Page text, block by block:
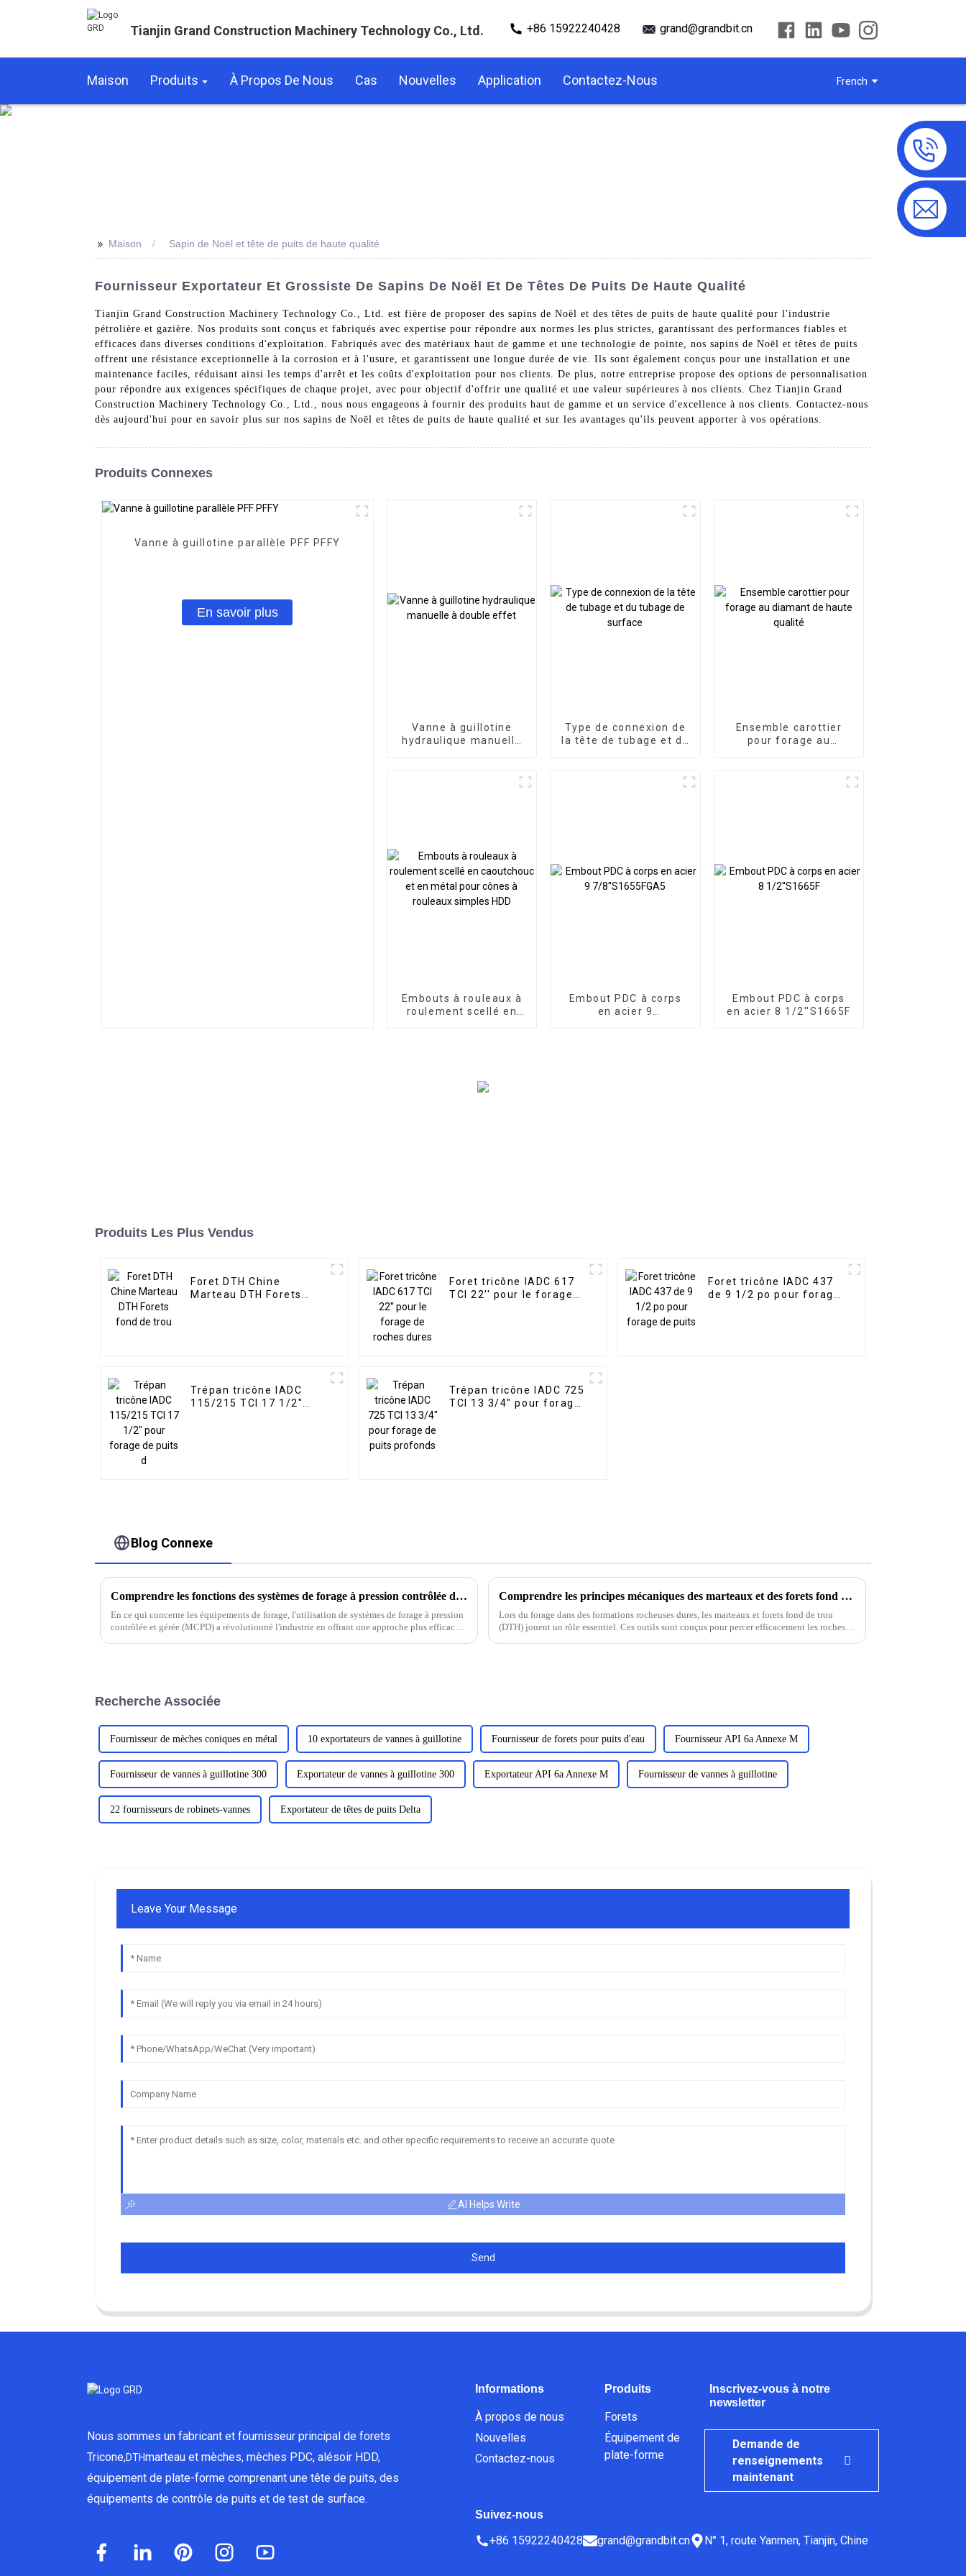
Tianjin Grand Construction Machinery Technology Co., Ltd. +86 15922240428 grand@grandbit.cn
Maison Produits À Propos De Nous Cas Nouvelles Application Contactez-Nous French
>> Maison Sapin de Noël et tête de puits de haute qualité
Fournisseur Exportateur Et Grossiste De Sapins De Noël Et De Têtes De Puits De Haute Qualité
Tianjin Grand Construction Machinery Technology Co., Ltd. est fière de proposer des sapins de Noël et des têtes de puits de haute qualité pour l'industrie
pétrolière et gazière. Nos produits sont conçus et fabriqués avec expertise pour répondre aux normes les plus strictes, garantissant des performances fiables et
efficaces dans diverses conditions d'exploitation. Fabriqués avec des matériaux haut de gamme et une technologie de pointe, nos sapins de Noël et têtes de puits
offrent une résistance exceptionnelle à la corrosion et à l'usure, et garantissent une longue durée de vie. Ils sont également conçus pour une installation et une
maintenance faciles, réduisant ainsi les temps d'arrêt et les coûts d'exploitation pour nos clients. De plus, notre entreprise propose des options de personnalisation
pour répondre aux exigences spécifiques de chaque projet, avec pour objectif d'offrir une qualité et une valeur supérieures à nos clients. Chez Tianjin Grand
Construction Machinery Technology Co., Ltd., nous nous engageons à fournir des produits haut de gamme et un service d'excellence à nos clients. Contactez-nous
dès aujourd'hui pour en savoir plus sur nos sapins de Noël et têtes de puits de haute qualité et sur les avantages qu'ils peuvent apporter à vos opérations.
Produits Connexes
Vanne à guillotine parallèle PFF PFFY
En savoir plus
Vanne à guillotine
hydraulique manuelle
Type de connexion de
la tête de tubage et du
Ensemble carottier
pour forage au
Embouts à rouleaux à
roulement scellé en
Embout PDC à corps
en acier 9
Embout PDC à corps
en acier 8 1/2''S1665F
Produits Les Plus Vendus
Foret DTH Chine
Marteau DTH Forets
Foret tricône IADC 617
TCI 22'' pour le forage
Foret tricône IADC 437
de 9 1/2 po pour forage
Trépan tricône IADC
115/215 TCI 17 1/2"
Trépan tricône IADC 725
TCI 13 3/4" pour forage
Blog Connexe
Comprendre les fonctions des systèmes de forage à pression contrôlée dans les équipements de forage
En ce qui concerne les équipements de forage, l'utilisation de systèmes de forage à pression
contrôlée et gérée (MCPD) a révolutionné l'industrie en offrant une approche plus efficace
Comprendre les principes mécaniques des marteaux et des forets fond de trou
Lors du forage dans des formations rocheuses dures, les marteaux et forets fond de trou
(DTH) jouent un rôle essentiel. Ces outils sont conçus pour percer efficacement les roches
Recherche Associée
Fournisseur de mèches coniques en métal 10 exportateurs de vannes à guillotine Fournisseur de forets pour puits d'eau Fournisseur API 6a Annexe M
Fournisseur de vannes à guillotine 300 Exportateur de vannes à guillotine 300 Exportateur API 6a Annexe M Fournisseur de vannes à guillotine
22 fournisseurs de robinets-vannes Exportateur de têtes de puits Delta
Leave Your Message
AI Helps Write
Send
Nous sommes un fabricant et fournisseur principal de forets
Tricone,DTHmarteau et mèches, mèches PDC, alésoir HDD,
équipement de plate-forme comprenant une tête de puits, des
équipements de contrôle de puits et de test de surface.
Informations
À propos de nous
Nouvelles
Contactez-nous
Produits
Forets
Équipement de
plate-forme
Inscrivez-vous à notre
newsletter
Demande de
renseignements
maintenant
Suivez-nous
+86 15922240428 grand@grandbit.cn N° 1, route Yanmen, Tianjin, Chine